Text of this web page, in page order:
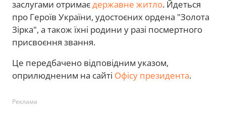
заслугами отримаєдержавне житло. Йдеться
про Героїв України, удостоєних ордена "Золота
Зірка", а також їхні родини у разі посмертного
присвоєння звання.
Це передбачено відповідним указом,
оприлюдненим на сайті Офісу президента.
Реклама